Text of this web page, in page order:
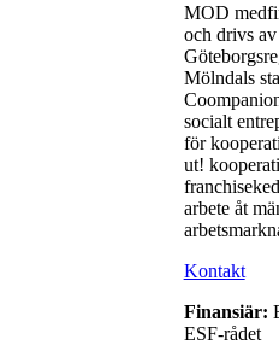
MOD
och drivs
Mölndals
socialt
för
ut!
arbete åt
Kontakt
Finansiär:
ESF-rådet